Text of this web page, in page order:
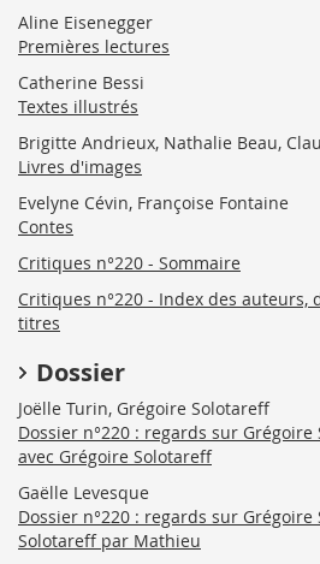
Aline Eisenegger
Premières lectures
Catherine Bessi
Textes illustrés
Brigitte Andrieux, Nathalie Beau,
Livres d'images
Evelyne Cévin, Françoise Fontaine
Contes
Critiques n°220 - Sommaire
Critiques n°220 - Index des auteurs,
titres
Dossier
Joëlle Turin, Grégoire Solotareff
Dossier n°220 : regards sur
avec Grégoire Solotareff
Gaëlle Levesque
Dossier n°220 : regards sur
Solotareff par Mathieu